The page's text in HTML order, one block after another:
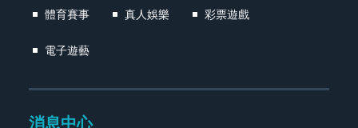
體育賽事 真人娛樂 彩票遊戲
電子遊藝
消息中心